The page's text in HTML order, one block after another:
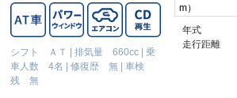
シフト ＡＴ |排気量 660cc |乗
車人数 4名
|修復歴 無 |車検
残 無
m）
年式
走行距離